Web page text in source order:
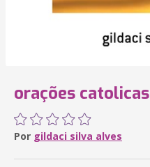
orações catolicas
Por gildaci silva alves